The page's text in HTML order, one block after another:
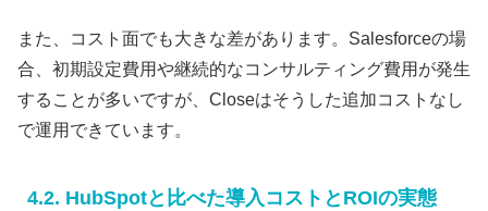
また、コスト面でも大きな差があります。Salesforceの場
合、初期設定費用や継続的なコンサルティング費用が発生
することが多いですが、Closeはそうした追加コストなし
で運用できています。
4.2. HubSpotと比べた導入コストとROIの実態